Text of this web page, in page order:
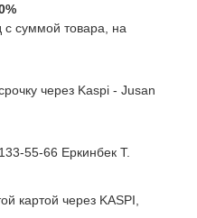
суммой товара, на
через Kaspi - Jusan
55-66 Еркинбек Т.
картой через KASPI,